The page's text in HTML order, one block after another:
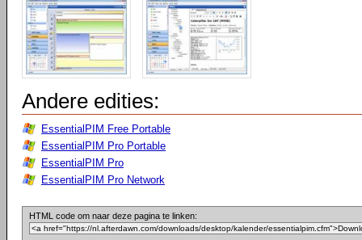
Andere edities:
EssentialPIM Free Portable
EssentialPIM Pro Portable
EssentialPIM Pro
EssentialPIM Pro Network
HTML code om naar deze pagina te linken: